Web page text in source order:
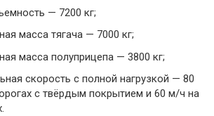
— 7200 кг;
масса тягача — 7000 кг;
масса полуприцепа — 3800 кг;
скорость с полной нагрузкой — 80
с твёрдым покрытием и 60 м/ч на